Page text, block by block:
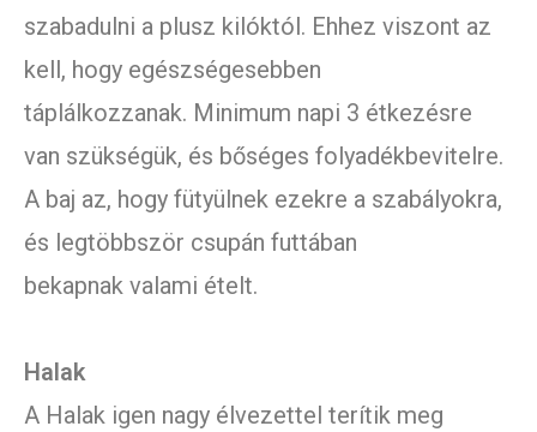
szabadulni a plusz kilóktól. Ehhez viszont az
kell, hogy egészségesebben
táplálkozzanak. Minimum napi 3 étkezésre
van szükségük, és bőséges folyadékbevitelre.
A baj az, hogy fütyülnek ezekre a szabályokra,
és legtöbbször csupán futtában
bekapnak valami ételt.
Halak
A Halak igen nagy élvezettel terítik meg